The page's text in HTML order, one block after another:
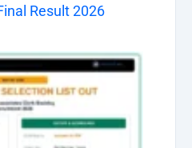
Result 2026